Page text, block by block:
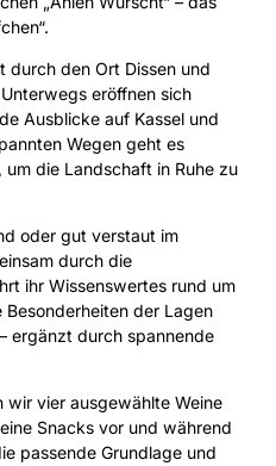
durch den Ort Dissen und
eröffnen sich
Ausblicke auf Kassel und
Wegen geht es
die Landschaft in Ruhe zu
oder gut verstaut im
durch die
ihr Wissenswertes rund um
der Lagen
ergänzt durch spannende
wir vier ausgewählte Weine
Snacks vor und während
passende Grundlage und